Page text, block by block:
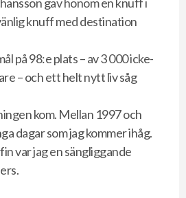
knuff med destination
på 98:e plats – av 3 000 icke-
– och ett helt nytt liv såg
kom. Mellan 1997 och
dagar som jag kommer ihåg.
var jag en sängliggande